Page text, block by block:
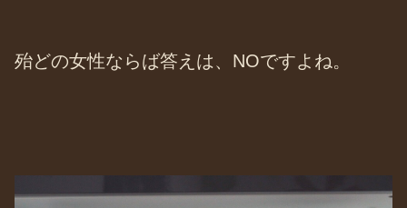
殆どの女性ならば答えは、NOですよね。